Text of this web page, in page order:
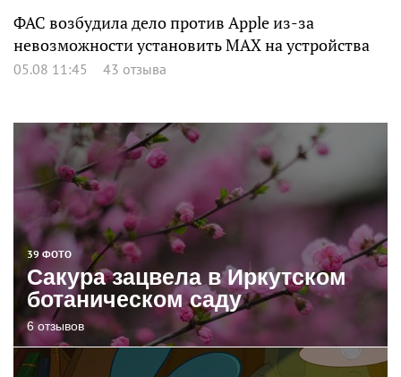
ФАС возбудила дело против Apple из-за
невозможности установить MAX на устройства
05.08 11:45 43 отзыва
39 ФОТО
Сакура зацвела в Иркутском
ботаническом саду
6 отзывов